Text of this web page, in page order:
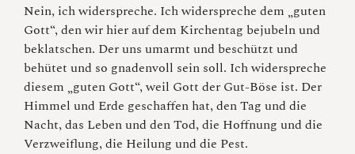
Nein, ich widerspreche. Ich widerspreche dem „guten
Gott“, den wir hier auf dem Kirchentag bejubeln und
beklatschen. Der uns umarmt und beschützt und
behütet und so gnadenvoll sein soll. Ich widerspreche
diesem „guten Gott“, weil Gott der Gut-Böse ist. Der
Himmel und Erde geschaffen hat, den Tag und die
Nacht, das Leben und den Tod, die Hoffnung und die
Verzweiflung, die Heilung und die Pest.